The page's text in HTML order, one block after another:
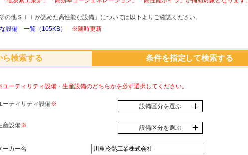
他ＳＩＩが認めた高性能な設備」については以下よりご確認ください。
設備 一覧（105KB）
※随時更新
ら検索する 条件を指定して検索する
ーティリティ設備・生産設備のどちらかを必ず選択してください。
ーティリティ設備※ 設備区分を選ぶ
産設備※ 設備区分を選ぶ
ーカー名